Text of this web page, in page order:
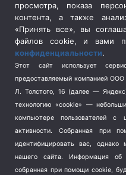
Социальная политика
(3)
Спецоперация в Украине
Спецоперация на Украине
Спорт (740)
Терроризм (1)
Транспорт (262)
Туризм (178)
Школа и спорт (2)
просмотра, показа
контента, а также
«Принять все», вы
файлов cookie, и вами
конфиденциальности.
Этот сайт использует
предоставляемый компанией
Л. Толстого, 16 (далее —
технологию «cookie» —
компьютере пользователей с
активности.
Собранная при
идентифицировать вас,
нашего сайта. Информация об
собранная при помощи cookie,